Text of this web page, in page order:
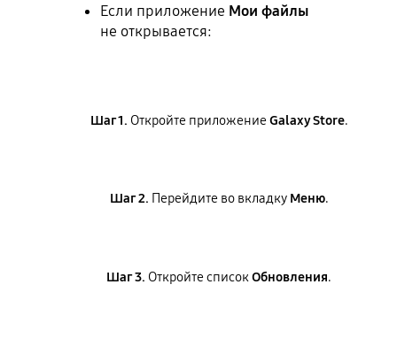
Если приложение Мои файлы
не открывается:
Шаг 1. Откройте приложениеGalaxy Store.
Шаг 2. Перейдите во вкладку Меню.
Шаг 3. Откройте списокОбновления.